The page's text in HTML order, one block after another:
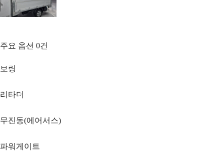
주요 옵션 0건
보링
리타더
무진동(에어서스)
파워게이트